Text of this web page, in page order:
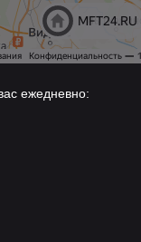
ежедневно: